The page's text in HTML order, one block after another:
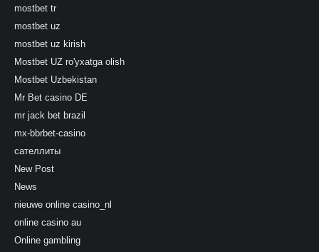
mostbet tr
mostbet uz
mostbet uz kirish
Mostbet UZ ro'yxatga olish
Mostbet Uzbekistan
Mr Bet casino DE
mr jack bet brazil
mx-bbrbet-casino
сателлиты
New Post
News
nieuwe online casino_nl
online casino au
Online gambling